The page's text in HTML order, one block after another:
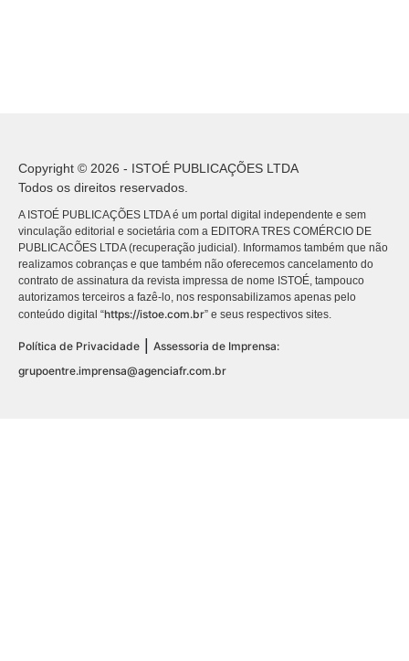
Copyright © 2026 - ISTOÉ PUBLICAÇÕES LTDA
Todos os direitos reservados.
A ISTOÉ PUBLICAÇÕES LTDA é um portal digital independente e sem
vinculação editorial e societária com a EDITORA TRES COMÉRCIO DE
PUBLICACÕES LTDA (recuperação judicial). Informamos também que não
realizamos cobranças e que também não oferecemos cancelamento do
contrato de assinatura da revista impressa de nome ISTOÉ, tampouco
autorizamos terceiros a fazê-lo, nos responsabilizamos apenas pelo
conteúdo digital “https://istoe.com.br” e seus respectivos sites.
Política de Privacidade
Assessoria de Imprensa:
grupoentre.imprensa@agenciafr.com.br